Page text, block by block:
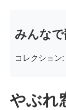
みんな
コレクション
やぶれ